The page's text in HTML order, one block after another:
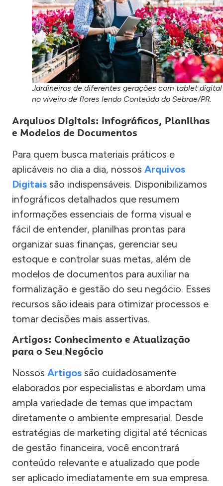
Jardineiros de diferentes gerações com tablet digital
no viveiro de flores lendo Conteúdo do Sebrae/PR.
Arquivos Digitais: Infográficos, Planilhas
e Modelos de Documentos
Para quem busca materiais práticos e
aplicáveis no dia a dia, nossos Arquivos
Digitais são indispensáveis. Disponibilizamos
infográficos detalhados que resumem
informações essenciais de forma visual e
fácil de entender, planilhas prontas para
organizar suas finanças, gerenciar seu
estoque e controlar suas metas, além de
modelos de documentos para auxiliar na
formalização e gestão do seu negócio. Esses
recursos são ideais para otimizar processos e
tomar decisões mais assertivas.
Artigos: Conhecimento e Atualização
para o Seu Negócio
Nossos Artigos são cuidadosamente
elaborados por especialistas e abordam uma
ampla variedade de temas que impactam
diretamente o ambiente empresarial. Desde
estratégias de marketing digital até técnicas
de gestão financeira, você encontrará
conteúdo relevante e atualizado que pode
ser aplicado imediatamente em sua empresa.